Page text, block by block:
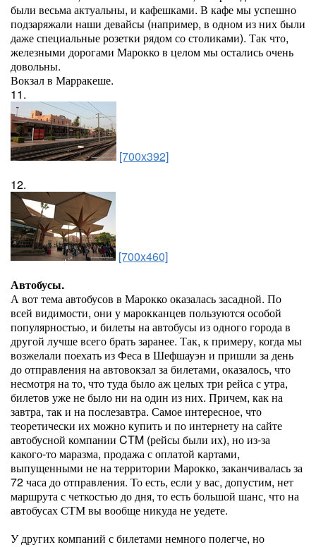
были весьма актуальны, и кафешками. В кафе мы успешно
подзаряжали наши девайсы (например, в одном из них были
даже специальные розетки рядом со столиками). Так что,
железными дорогами Марокко в целом мы остались очень
довольны.
Вокзал в Марракеше.
11.
[700x392]
12.
[700x460]
Автобусы.
А вот тема автобусов в Марокко оказалась засадной. По
всей видимости, они у марокканцев пользуются особой
популярностью, и билеты на автобусы из одного города в
другой лучше всего брать заранее. Так, к примеру, когда мы
возжелали поехать из Феса в Шефшауэн и пришли за день
до отправления на автовокзал за билетами, оказалось, что
несмотря на то, что туда было аж целых три рейса с утра,
билетов уже не было ни на один из них. Причем, как на
завтра, так и на послезавтра. Самое интересное, что
теоретически их можно купить и по интернету на сайте
автобусной компании CTM (рейсы были их), но из-за
какого-то маразма, продажа с оплатой картами,
выпущенными не на территории Марокко, заканчивалась за
72 часа до отправления. То есть, если у вас, допустим, нет
маршрута с четкостью до дня, то есть большой шанс, что на
автобусах СТМ вы вообще никуда не уедете.
У других компаний с билетами немного полегче, но